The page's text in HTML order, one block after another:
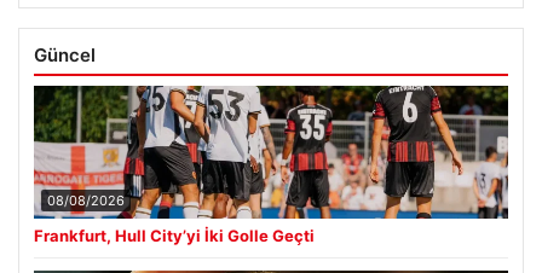
Güncel
08/08/2026
Frankfurt, Hull City’yi İki Golle Geçti